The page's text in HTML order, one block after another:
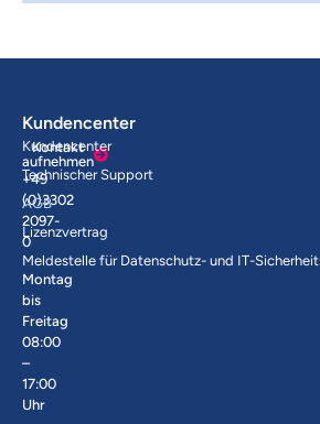
Kontakt
aufnehmen
+49
(0)3302
2097-
0
Montag
bis
Freitag
08:00
–
17:00
Uhr
Kundencenter
Kundencenter
Technischer Support
AGB
Lizenzvertrag
Meldestelle für Datenschutz- und IT-